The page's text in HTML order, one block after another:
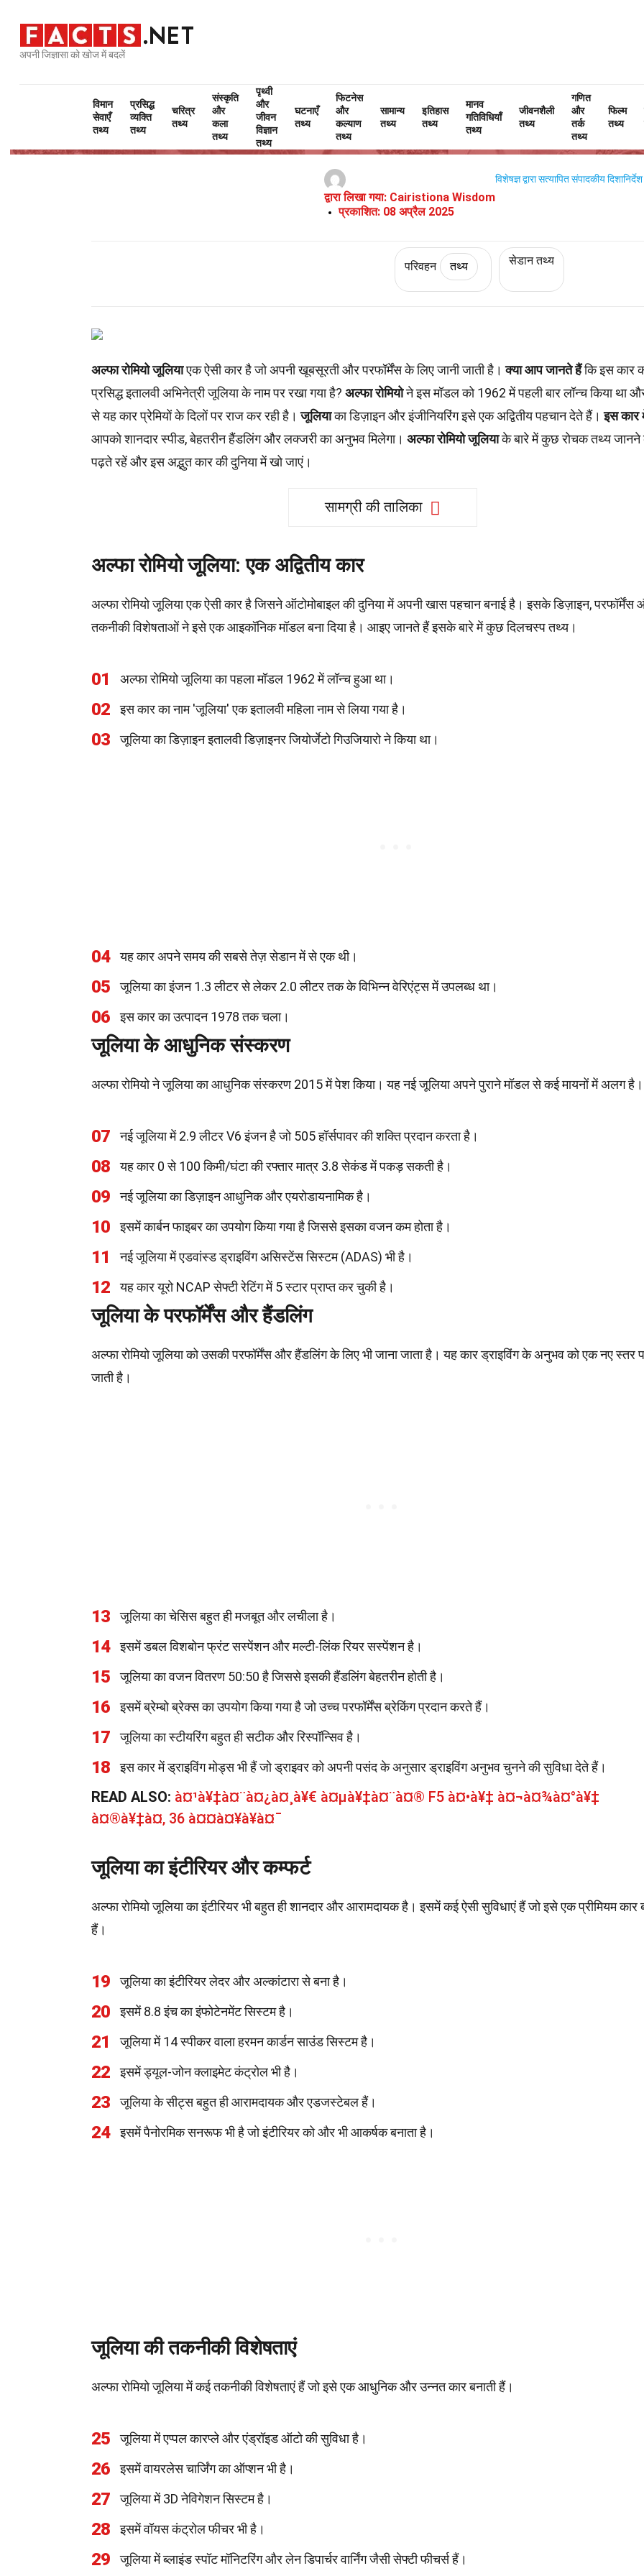
अपनी जिज्ञासा को खोज में बदलें
विमान
सेवाएँ
तथ्य
प्रसिद्ध
व्यक्ति
तथ्य
चरित्र
तथ्य
संस्कृति
और
कला
तथ्य
पृथ्वी
और
जीवन
विज्ञान
तथ्य
घटनाएँ
तथ्य
फिटनेस
और
कल्याण
तथ्य
सामान्य
तथ्य
इतिहास
तथ्य
मानव
गतिविधियाँ
तथ्य
जीवनशैली
तथ्य
गणित
और
तर्क
तथ्य
फिल्म
तथ्य
तथ्य
अल्फा रोमियो जूलिया के बारे में 32 तथ्य
द्वारा लिखा गया: Cairistiona Wisdom
प्रकाशित: 08 अप्रैल 2025
विशेषज्ञ द्वारा सत्यापित संपादकीय दिशानिर्देश
परिवहन तथ्य सेडान तथ्य
अल्फा रोमियो जूलियाएक ऐसी कार है जो अपनी खूबसूरती और परफॉर्मेंस के लिए जानी जाती है।क्या आप जानते हैंकि इस कार
प्रसिद्ध इतालवी अभिनेत्री जूलिया के नाम पर रखा गया है? अल्फा रोमियोने इस मॉडल को 1962 में पहली बार लॉन्च किया था
से यह कार प्रेमियों के दिलों पर राज कर रही है।जूलियाका डिज़ाइन और इंजीनियरिंग इसे एक अद्वितीय पहचान देते हैं।इस कार
आपको शानदार स्पीड, बेहतरीन हैंडलिंग और लक्जरी का अनुभव मिलेगा। अल्फा रोमियो जूलियाके बारे में कुछ रोचक तथ्य जानने
पढ़ते रहें और इस अद्भुत कार की दुनिया में खो जाएं।
सामग्री की तालिका
अल्फा रोमियो जूलिया: एक अद्वितीय कार
अल्फा रोमियो जूलिया एक ऐसी कार है जिसने ऑटोमोबाइल की दुनिया में अपनी खास पहचान बनाई है। इसके डिज़ाइन, परफॉर्मेंस
तकनीकी विशेषताओं ने इसे एक आइकॉनिक मॉडल बना दिया है। आइए जानते हैं इसके बारे में कुछ दिलचस्प तथ्य।
01 अल्फा रोमियो जूलिया का पहला मॉडल 1962 में लॉन्च हुआ था।
02 इस कार का नाम 'जूलिया' एक इतालवी महिला नाम से लिया गया है।
03 जूलिया का डिज़ाइन इतालवी डिज़ाइनर जियोर्जेटो गिउजियारो ने किया था।
04 यह कार अपने समय की सबसे तेज़ सेडान में से एक थी।
05 जूलिया का इंजन 1.3 लीटर से लेकर 2.0 लीटर तक के विभिन्न वेरिएंट्स में उपलब्ध था।
06 इस कार का उत्पादन 1978 तक चला।
जूलिया के आधुनिक संस्करण
अल्फा रोमियो ने जूलिया का आधुनिक संस्करण 2015 में पेश किया। यह नई जूलिया अपने पुराने मॉडल से कई मायनों में अलग है।
07 नई जूलिया में 2.9 लीटर V6 इंजन है जो 505 हॉर्सपावर की शक्ति प्रदान करता है।
08 यह कार 0 से 100 किमी/घंटा की रफ्तार मात्र 3.8 सेकंड में पकड़ सकती है।
09 नई जूलिया का डिज़ाइन आधुनिक और एयरोडायनामिक है।
10 इसमें कार्बन फाइबर का उपयोग किया गया है जिससे इसका वजन कम होता है।
11 नई जूलिया में एडवांस्ड ड्राइविंग असिस्टेंस सिस्टम (ADAS) भी है।
12 यह कार यूरो NCAP सेफ्टी रेटिंग में 5 स्टार प्राप्त कर चुकी है।
जूलिया के परफॉर्मेंस और हैंडलिंग
अल्फा रोमियो जूलिया को उसकी परफॉर्मेंस और हैंडलिंग के लिए भी जाना जाता है। यह कार ड्राइविंग के अनुभव को एक नए स्तर
जाती है।
13 जूलिया का चेसिस बहुत ही मजबूत और लचीला है।
14 इसमें डबल विशबोन फ्रंट सस्पेंशन और मल्टी-लिंक रियर सस्पेंशन है।
15 जूलिया का वजन वितरण 50:50 है जिससे इसकी हैंडलिंग बेहतरीन होती है।
16 इसमें ब्रेम्बो ब्रेक्स का उपयोग किया गया है जो उच्च परफॉर्मेंस ब्रेकिंग प्रदान करते हैं।
17 जूलिया का स्टीयरिंग बहुत ही सटीक और रिस्पॉन्सिव है।
18 इस कार में ड्राइविंग मोड्स भी हैं जो ड्राइवर को अपनी पसंद के अनुसार ड्राइविंग अनुभव चुनने की सुविधा देते हैं।
READ ALSO: à¤¹à¥‡à¤¨à¤¿à¤¸à¥€ à¤µà¥‡à¤¨à¤® F5 à¤•à¥‡ à¤¬à¤¾à¤°à¥‡
à¤®à¥‡à¤‚ 36 à¤¤à¤¥à¥à¤¯
जूलिया का इंटीरियर और कम्फर्ट
अल्फा रोमियो जूलिया का इंटीरियर भी बहुत ही शानदार और आरामदायक है। इसमें कई ऐसी सुविधाएं हैं जो इसे एक प्रीमियम कार
हैं।
19 जूलिया का इंटीरियर लेदर और अल्कांटारा से बना है।
20 इसमें 8.8 इंच का इंफोटेनमेंट सिस्टम है।
21 जूलिया में 14 स्पीकर वाला हरमन कार्डन साउंड सिस्टम है।
22 इसमें ड्यूल-जोन क्लाइमेट कंट्रोल भी है।
23 जूलिया के सीट्स बहुत ही आरामदायक और एडजस्टेबल हैं।
24 इसमें पैनोरमिक सनरूफ भी है जो इंटीरियर को और भी आकर्षक बनाता है।
जूलिया की तकनीकी विशेषताएं
अल्फा रोमियो जूलिया में कई तकनीकी विशेषताएं हैं जो इसे एक आधुनिक और उन्नत कार बनाती हैं।
25 जूलिया में एप्पल कारप्ले और एंड्रॉइड ऑटो की सुविधा है।
26 इसमें वायरलेस चार्जिंग का ऑप्शन भी है।
27 जूलिया में 3D नेविगेशन सिस्टम है।
28 इसमें वॉयस कंट्रोल फीचर भी है।
29 जूलिया में ब्लाइंड स्पॉट मॉनिटरिंग और लेन डिपार्चर वार्निंग जैसी सेफ्टी फीचर्स हैं।